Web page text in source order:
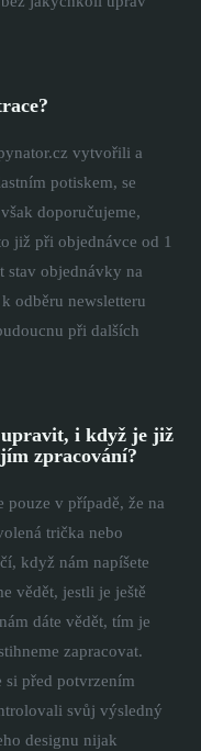
vytvořili a
potiskem, se
doporučujeme,
již při objednávce od 1
stav objednávky na
odběru newsletteru
při dalších
i když je již
zpracování?
v případě, že na
trička nebo
když nám napíšete
vědět, jestli je ještě
dáte vědět, tím je
zapracovat.
si před potvrzením
svůj výsledný
designu nijak